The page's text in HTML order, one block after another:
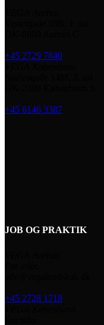
+45 2729 7840
+45 6146 3387
JOB OG PRAKTIK
+45 2728 1718